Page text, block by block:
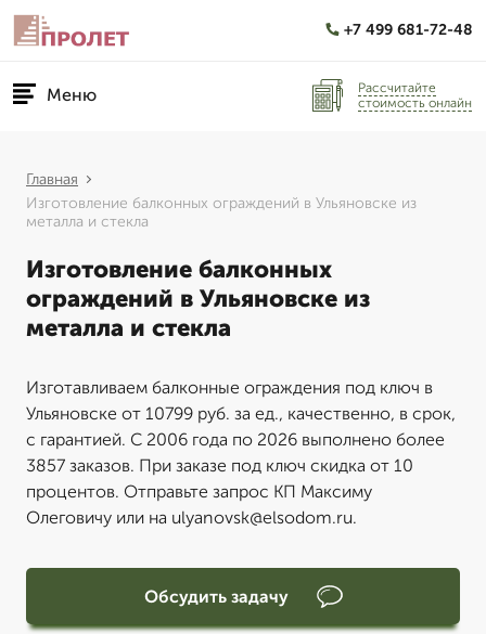
+7 499 681-72-48
Меню
Рассчитайте
стоимость онлайн
Главная
Изготовление балконных ограждений в Ульяновске из
металла и стекла
Изготовление балконных
ограждений в Ульяновске из
металла и стекла
Изготавливаем балконные ограждения под ключ в
Ульяновске от 10799 руб. за ед., качественно, в срок,
с гарантией. С 2006 года по 2026 выполнено более
3857 заказов. При заказе под ключ скидка от 10
процентов. Отправьте запрос КП Максиму
Олеговичу или на ulyanovsk@elsodom.ru.
Обсудить задачу